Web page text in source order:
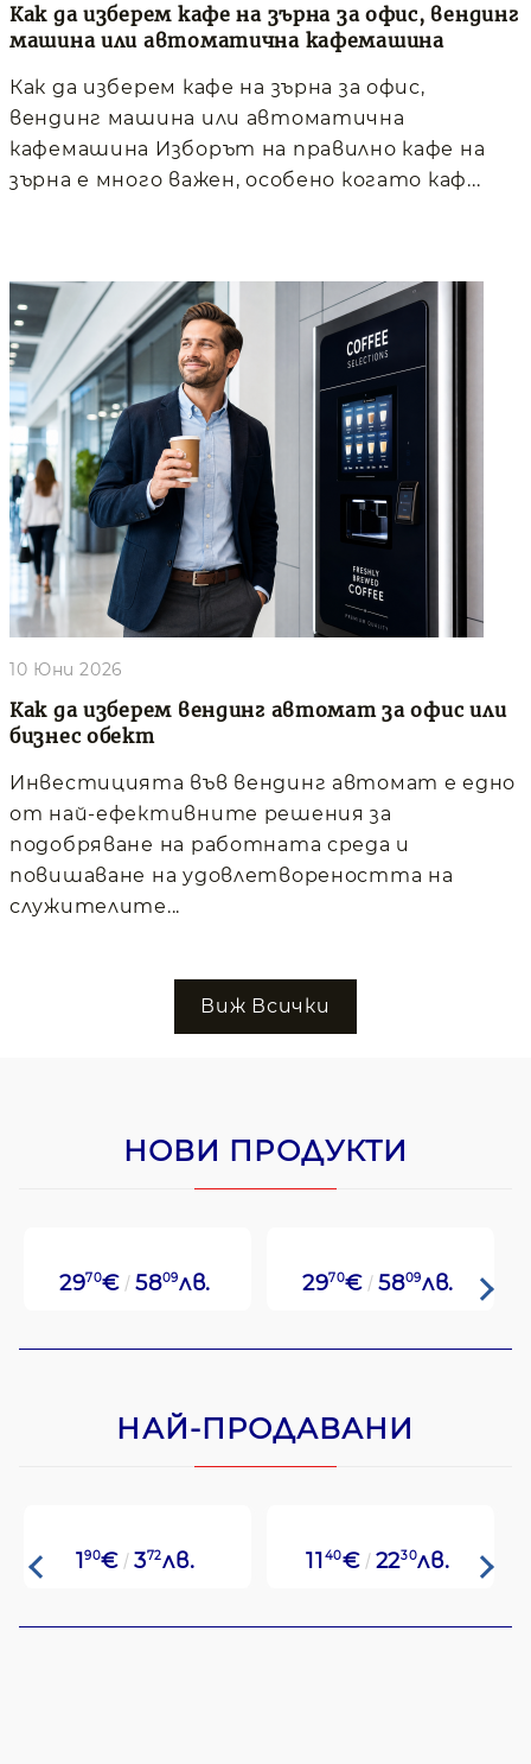
Как да изберем кафе на зърна за офис, вендинг
машина или автоматична кафемашина
Как да изберем кафе на зърна за офис,
вендинг машина или автоматична
кафемашина Изборът на правилно кафе на
зърна е много важен, особено когато каф...
Как да изберем вендинг автомат за офис или
бизнес обект
10 Юни 2026
Инвестицията във вендинг автомат е едно
от най-ефективните решения за
подобряване на работната среда и
повишаване на удовлетвореността на
служителите...
Виж Всички
НОВИ ПРОДУКТИ
2970€ 5809лв. 2970€ 5809лв.
НАЙ-ПРОДАВАНИ
190€ 372лв. 11 40€ 2230лв.